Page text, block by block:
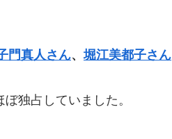
門真人さん、堀江美都子さん
ぼ独占していました。